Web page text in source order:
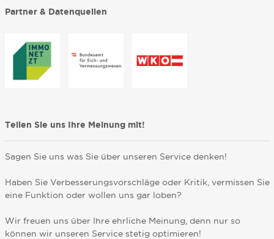
Partner & Datenquellen
Teilen Sie uns Ihre Meinung mit!
Sagen Sie uns was Sie über unseren Service denken!
Haben Sie Verbesserungsvorschläge oder Kritik, vermissen Sie
eine Funktion oder wollen uns gar loben?
Wir freuen uns über Ihre ehrliche Meinung, denn nur so
können wir unseren Service stetig optimieren!